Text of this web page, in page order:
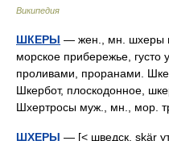
Википедия
ШКЕРЫ — жен., мн. шхеры
морское прибережье, густо
проливами, проранами.
Шкербот, плоскодонное,
Шхертросы муж., мн., мор.
ШХЕРЫ — [< шведск. skär